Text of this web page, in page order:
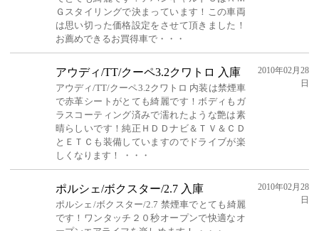
Ｇスタイリングで決まっています！この車両
は思い切った価格設定をさせて頂きました！
お薦めできるお買得車で・・・
アウディ/TT/クーペ3.2クワトロ 入庫
アウディ/TT/クーペ3.2クワトロ 内装は禁煙車
で赤革シートがとても綺麗です！ボディもガ
ラスコーティング済みで濡れたような艶は素
晴らしいです！純正ＨＤＤナビ＆ＴＶ＆ＣＤ
とＥＴＣも装備していますのでドライブが楽
しくなります！ ・・・
2010年02月28
日
ポルシェ/ボクスター/2.7 入庫
ポルシェ/ボクスター/2.7 禁煙車でとても綺麗
です！ワンタッチ２０秒オープンで快適なオ
2010年02月28
日